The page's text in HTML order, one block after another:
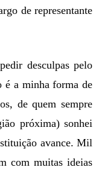
de representante
desculpas pelo
é a minha forma de
de quem sempre
próxima) sonhei
avance. Mil
com muitas ideias